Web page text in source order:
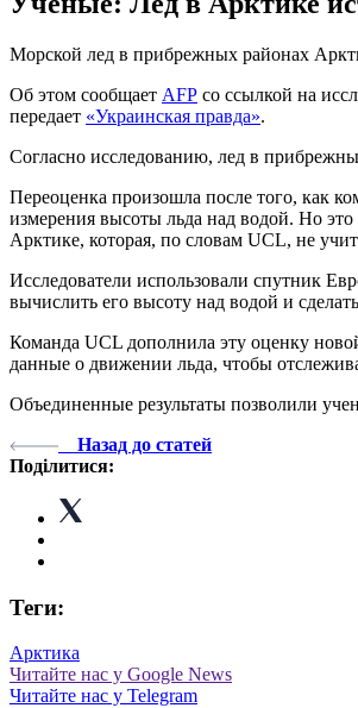
Морской лед в прибрежных районах
Об этом сообщает AFP со ссылкой на
передает «Украинская правда».
Согласно исследованию, лед в
Переоценка произошла после того, как
измерения высоты льда над водой. Но это
Арктике, которая, по словам UCL, не
Исследователи использовали спутник
вычислить его высоту над водой и
Команда UCL дополнила эту оценку
данные о движении льда, чтобы
Объединенные результаты позволили
Назад до статей
Поділитися:
Теги:
Арктика
Читайте нас у Google News
Читайте нас у Telegram